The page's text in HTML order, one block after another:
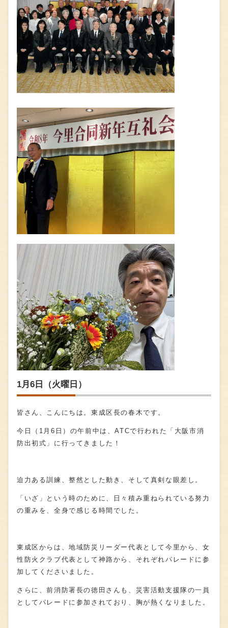
1月6日（火曜日）
皆さん、こんにちは。東成区長の春木です。
今日（ 1月6日 ）の午前中は、ATCで行われた「大阪市消
防出初式」に行ってきました！
迫力ある訓練、整然とした動き、そして真剣な眼差し。
「いざ」という時のために、日々積み重ねられている努力
の重みを、全身で感じる時間でした。
東成区からは、地域防災リーダー代表として今里から、女
性防火クラブ代表として神路から、それぞれパレードに参
加してくださいました。
さらに、前消防署長の徳田さんも、災害活動支援隊の一員
としてパレードに参加されており、胸が熱くなりました。